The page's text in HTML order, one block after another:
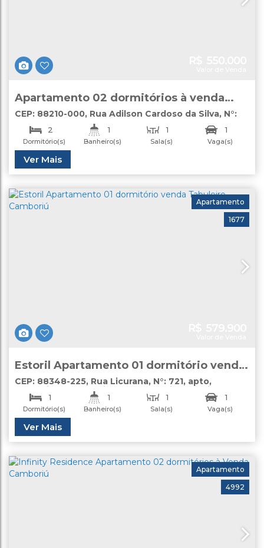
Apartamento 02 dormitórios à venda
Porto Belo
CEP: 88210-000, Rua Adilson Cardoso da Silva, N°:
Apartamento
Catarina
2
Dormitório(s)
1
Banheiro(s)
1
Sala(s)
Total:
79 .22m²
1
Vaga(s)
Ver Mais
1677
Apartamento
Estoril Apartamento 01 dormitório venda
Tabuleiro Camboriú
CEP: 88348-225, Rua Licurana, N°: 721, apto,
Tabuleiro
Camboriú Santa Catarina Brasil
1
Dormitório(s)
1
Banheiro(s)
1
Sala(s)
1
Vaga(s)
Útil:
40 .00m²
Ver Mais
4992
Apartamento